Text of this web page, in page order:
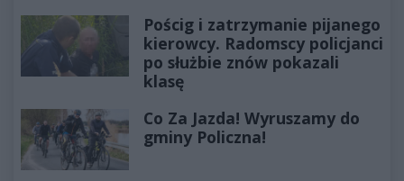
Pościg i zatrzymanie pijanego
kierowcy. Radomscy policjanci
po służbie znów pokazali
klasę
Co Za Jazda! Wyruszamy do
gminy Policzna!